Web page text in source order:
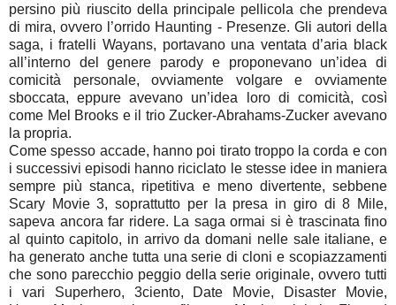
persino più riuscito della principale pellicola che prendeva
di mira, ovvero l’orrido Haunting - Presenze. Gli autori della
saga, i fratelli Wayans, portavano una ventata d’aria black
all’interno del genere parody e proponevano un’idea di
comicità personale, ovviamente volgare e ovviamente
sboccata, eppure avevano un’idea loro di comicità, così
come Mel Brooks e il trio Zucker-Abrahams-Zucker avevano
la propria.
Come spesso accade, hanno poi tirato troppo la corda e con
i successivi episodi hanno riciclato le stesse idee in maniera
sempre più stanca, ripetitiva e meno divertente, sebbene
Scary Movie 3, soprattutto per la presa in giro di 8 Mile,
sapeva ancora far ridere. La saga ormai si è trascinata fino
al quinto capitolo, in arrivo da domani nelle sale italiane, e
ha generato anche tutta una serie di cloni e scopiazzamenti
che sono parecchio peggio della serie originale, ovvero tutti
i vari Superhero, 3ciento, Date Movie, Disaster Movie,